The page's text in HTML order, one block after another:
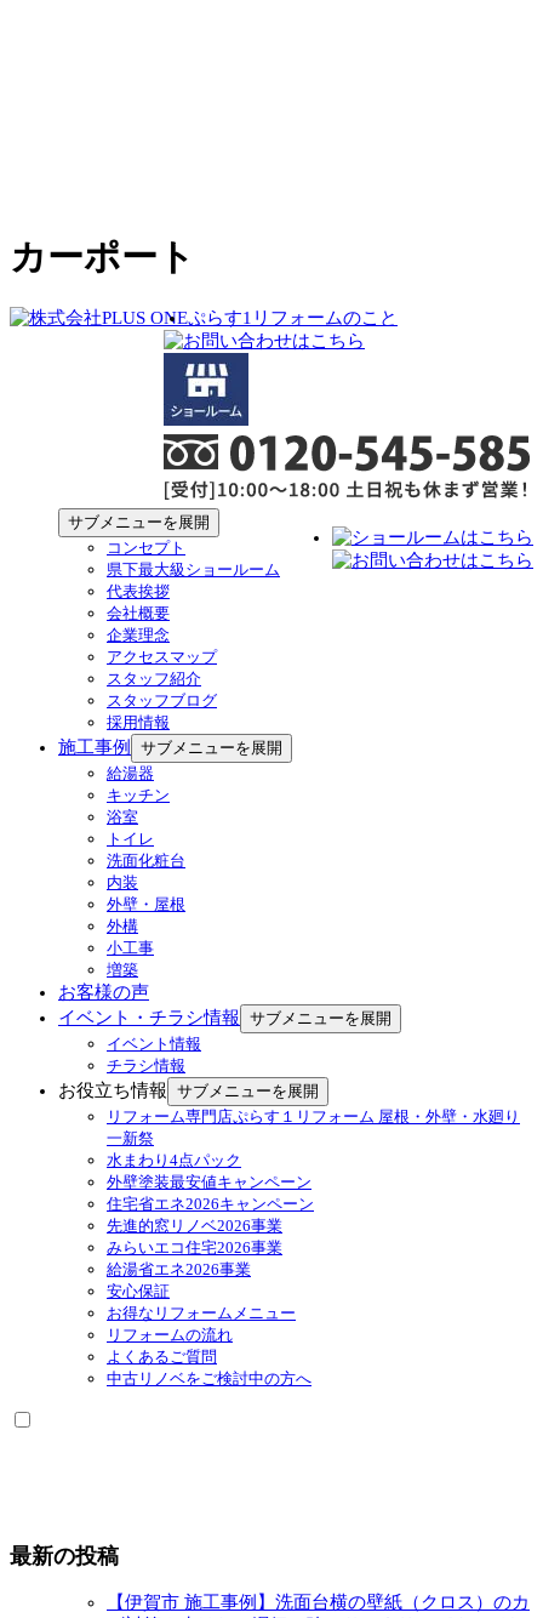
カーポート
ぷらす1リフォームのこと
サブメニューを展開
コンセプト
県下最大級ショールーム
代表挨拶
会社概要
企業理念
アクセスマップ
スタッフ紹介
スタッフブログ
採用情報
施工事例
サブメニューを展開
給湯器
キッチン
浴室
トイレ
洗面化粧台
内装
外壁・屋根
外構
小工事
増築
お客様の声
イベント・チラシ情報 サブメニューを展開
イベント情報
チラシ情報
お役立ち情報 サブメニューを展開
リフォーム専門店ぷらす１リフォーム 屋根・外壁・水廻り
一新祭
水まわり4点パック
外壁塗装最安値キャンペーン
住宅省エネ2026キャンペーン
先進的窓リノベ2026事業
みらいエコ住宅2026事業
給湯省エネ2026事業
安心保証
お得なリフォームメニュー
リフォームの流れ
よくあるご質問
中古リノベをご検討中の方へ
最新の投稿
【伊賀市 施工事例】洗面台横の壁紙（クロス）のカ